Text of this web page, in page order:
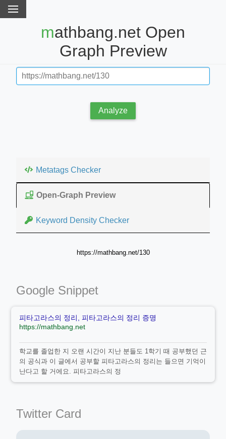
mathbang.net Open
Graph Preview
Analyze
Metatags Checker
Open-Graph Preview
Keyword Density Checker
https://mathbang.net/130
Google Snippet
피타고라스의 정리, 피타고라스의 정리 증명
https://mathbang.net
학교를 졸업한 지 오랜 시간이 지난 분들도 1학기 때 공부했던 근
의 공식과 이 글에서 공부할 피타고라스의 정리는 들으면 기억이
난다고 할 거에요. 피타고라스의 정
Twitter Card